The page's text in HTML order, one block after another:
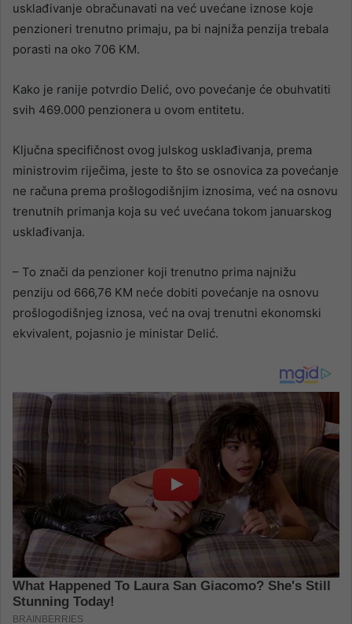
usklađivanje obračunavati na već uvećane iznose koje
penzioneri trenutno primaju, pa bi najniža penzija trebala
porasti na oko 706 KM.
Kako je ranije potvrdio Delić, ovo povećanje će obuhvatiti
svih 469.000 penzionera u ovom entitetu.
Ključna specifičnost ovog julskog usklađivanja, prema
ministrovim riječima, jeste to što se osnovica za povećanje
ne računa prema prošlogodišnjim iznosima, već na osnovu
trenutnih primanja koja su već uvećana tokom januarskog
usklađivanja.
– To znači da penzioner koji trenutno prima najnižu
penziju od 666,76 KM neće dobiti povećanje na osnovu
prošlogodišnjeg iznosa, već na ovaj trenutni ekonomski
ekvivalent, pojasnio je ministar Delić.